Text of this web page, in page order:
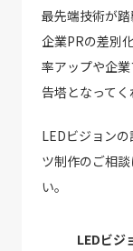
最先端技術が踏
企業PRの差別
率アップや企
告塔となってく
LEDビジョン
ツ制作のご相
い。
LEDビジ